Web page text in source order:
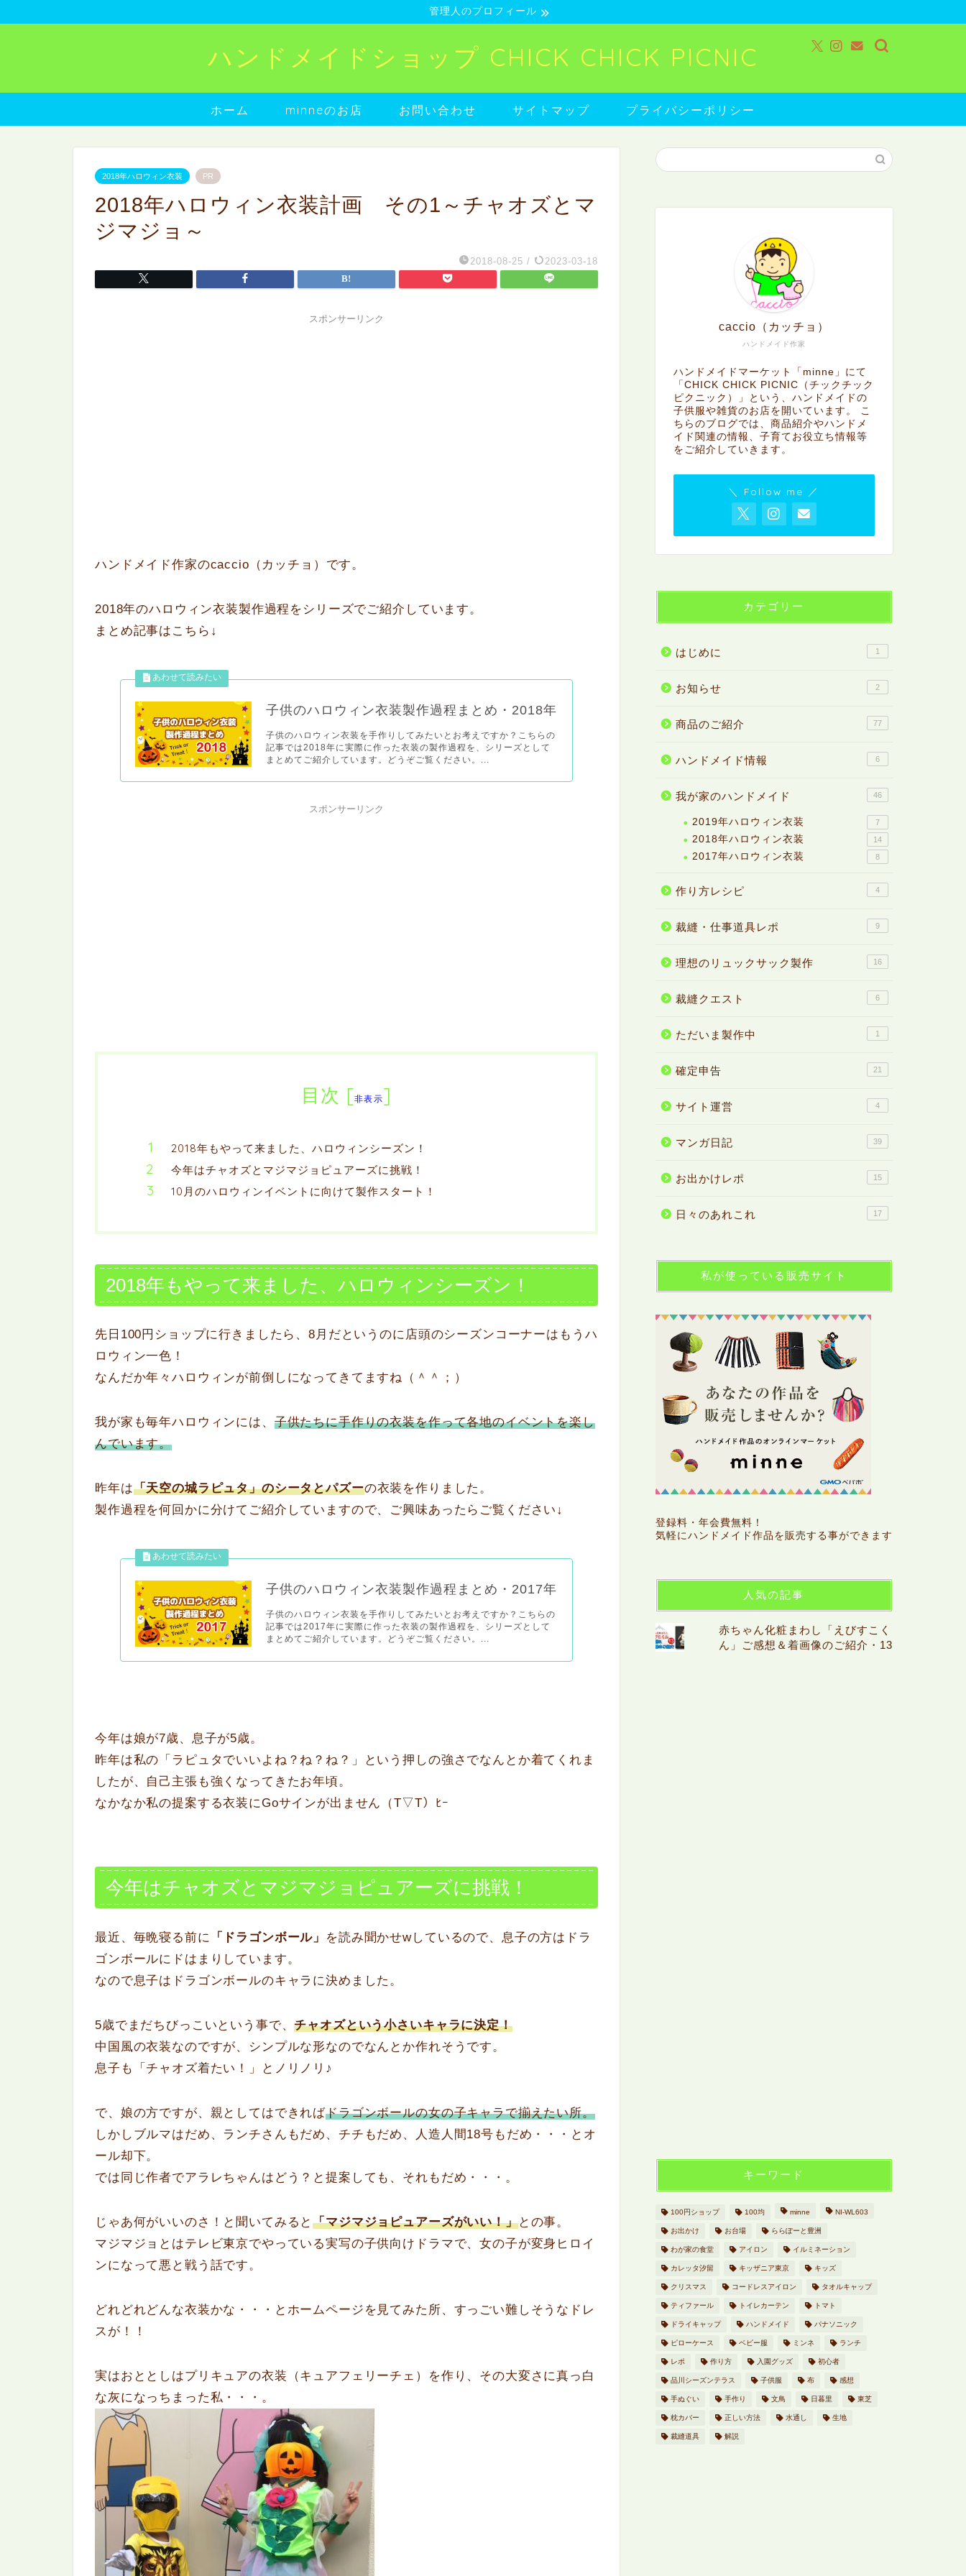
管理人のプロフィール
ハンドメイドショップ CHICK CHICK PICNIC
ホーム minneのお店 お問い合わせ サイトマップ プライバシーポリシー
2018年ハロウィン衣装 PR
2018年ハロウィン衣装計画 その1～チャオズとマ
ジマジョ～
2018-08-25 / 2023-03-18
スポンサーリンク
ハンドメイド作家のcaccio（カッチョ）です。
2018年のハロウィン衣装製作過程をシリーズでご紹介しています。
まとめ記事はこちら↓
子供のハロウィン衣装製作過程まとめ・2018年
子供のハロウィン衣装を手作りしてみたいとお考えですか？こちらの
記事では2018年に実際に作った衣装の製作過程を、シリーズとして
まとめてご紹介しています。どうぞご覧ください。...
スポンサーリンク
目次 [非表示]
2018年もやって来ました、ハロウィンシーズン！
今年はチャオズとマジマジョピュアーズに挑戦！
10月のハロウィンイベントに向けて製作スタート！
2018年もやって来ました、ハロウィンシーズン！
先日100円ショップに行きましたら、8月だというのに店頭のシーズンコーナーはもうハ
ロウィン一色！
なんだか年々ハロウィンが前倒しになってきてますね（＾＾；）
我が家も毎年ハロウィンには、 子供たちに手作りの衣装を作って各地のイベントを楽し
んでいます。
昨年は「天空の城ラピュタ」のシータとパズーの衣装を作りました。
製作過程を何回かに分けてご紹介していますので、ご興味あったらご覧ください↓
子供のハロウィン衣装製作過程まとめ・2017年
子供のハロウィン衣装を手作りしてみたいとお考えですか？こちらの
記事では2017年に実際に作った衣装の製作過程を、シリーズとして
まとめてご紹介しています。どうぞご覧ください。...
今年は娘が7歳、息子が5歳。
昨年は私の「ラピュタでいいよね？ね？ね？」という押しの強さでなんとか着てくれま
したが、自己主張も強くなってきたお年頃。
なかなか私の提案する衣装にGoサインが出ません（T▽T）ﾋｰ
今年はチャオズとマジマジョピュアーズに挑戦！
最近、毎晩寝る前に 「ドラゴンボール」 を読み聞かせwしているので、息子の方はドラ
ゴンボールにドはまりしています。
なので息子はドラゴンボールのキャラに決めました。
5歳でまだちびっこいという事で、チャオズという小さいキャラに決定！
中国風の衣装なのですが、シンプルな形なのでなんとか作れそうです。
息子も「チャオズ着たい！」とノリノリ♪
で、娘の方ですが、親としてはできればドラゴンボールの女の子キャラで揃えたい所。
しかしブルマはだめ、ランチさんもだめ、チチもだめ、人造人間18号もだめ・・・とオ
ール却下。
では同じ作者でアラレちゃんはどう？と提案しても、それもだめ・・・。
じゃあ何がいいのさ！と聞いてみると「マジマジョピュアーズがいい！」との事。
マジマジョとはテレビ東京でやっている実写の子供向けドラマで、女の子が変身ヒロイ
ンになって悪と戦う話です。
どれどれどんな衣装かな・・・とホームページを見てみた所、すっごい難しそうなドレ
スが！！
実はおととしはプリキュアの衣装（キュアフェリーチェ）を作り、その大変さに真っ白
な灰になっちまった私・・・。
ハンドメイド作家
caccio（カッチョ）
ハンドメイドマーケット「minne」にて
「CHICK CHICK PICNIC（チックチック
ピクニック）」という、ハンドメイドの
子供服や雑貨のお店を開いています。 こ
ちらのブログでは、商品紹介やハンドメ
イド関連の情報、子育てお役立ち情報等
をご紹介していきます。
＼ Follow me ／
カテゴリー
はじめに 1
お知らせ 2
商品のご紹介 77
ハンドメイド情報 6
我が家のハンドメイド 46
2019年ハロウィン衣装 7
2018年ハロウィン衣装 14
2017年ハロウィン衣装 8
作り方レシピ 4
裁縫・仕事道具レポ 9
理想のリュックサック製作 16
裁縫クエスト 6
ただいま製作中 1
確定申告 21
サイト運営 4
マンガ日記 39
お出かけレポ 15
日々のあれこれ 17
私が使っている販売サイト
登録料・年会費無料！
気軽にハンドメイド作品を販売する事ができます
人気の記事
赤ちゃん化粧まわし「えびすこく
ん」ご感想＆着画像のご紹介・13
キーワード
100円ショップ 100均 minne NI-WL603
お出かけ お台場 ららぽーと豊洲
わが家の食堂 アイロン イルミネーション
カレッタ汐留 キッザニア東京 キッズ
クリスマス コードレスアイロン タオルキャップ
ティファール トイレカーテン トマト
ドライキャップ ハンドメイド パナソニック
ピローケース ベビー服 ミンネ ランチ
レポ 作り方 入園グッズ 初心者
品川シーズンテラス 子供服 布 感想
手ぬぐい 手作り 文鳥 日暮里 東芝
枕カバー 正しい方法 水通し 生地
裁縫道具 解説